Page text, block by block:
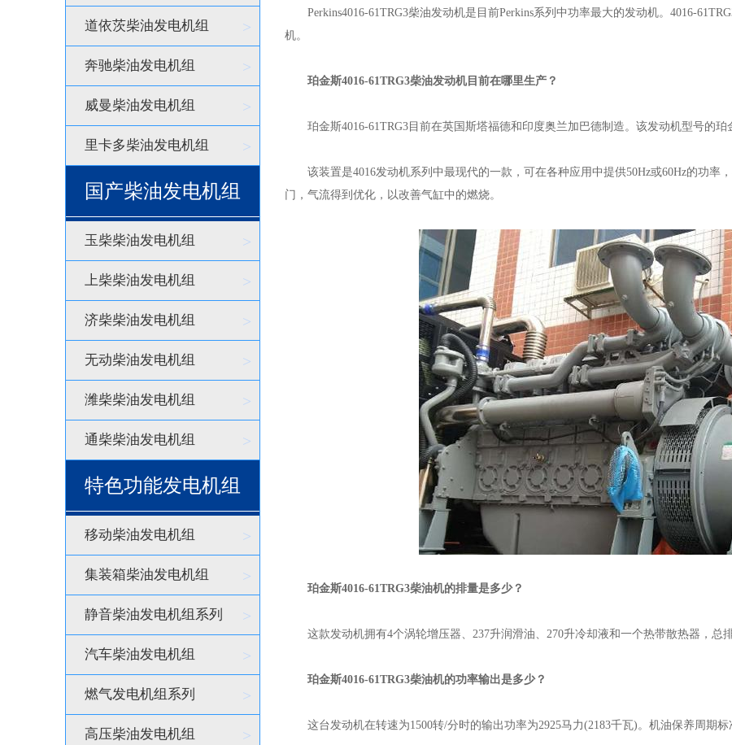
道依茨柴油发电机组 >
奔驰柴油发电机组 >
威曼柴油发电机组 >
里卡多柴油发电机组 >
国产柴油发电机组
玉柴柴油发电机组 >
上柴柴油发电机组 >
济柴柴油发电机组 >
无动柴油发电机组 >
潍柴柴油发电机组 >
通柴柴油发电机组 >
特色功能发电机组
移动柴油发电机组 >
集装箱柴油发电机组 >
静音柴油发电机组系列 >
汽车柴油发电机组 >
燃气发电机组系列 >
高压柴油发电机组 >
Perkins4016-61TRG3柴油发动机是目前Perkins系列中功率最大的发动机。4016-
机。
珀金斯4016-61TRG3柴油发动机目前在哪里生产？
珀金斯4016-61TRG3目前在英国斯塔福德和印度奥兰加巴德制造。该发动机型号的珀
该装置是4016发动机系列中最现代的一款，可在各种应用中提供50Hz或60Hz的功率
门，气流得到优化，以改善气缸中的燃烧。
珀金斯4016-61TRG3柴油机的排量是多少？
这款发动机拥有4个涡轮增压器、237升润滑油、270升冷却液和一个热带散热器，总排
珀金斯4016-61TRG3柴油机的功率输出是多少？
这台发动机在转速为1500转/分时的输出功率为2925马力(2183千瓦)。机油保养周期标